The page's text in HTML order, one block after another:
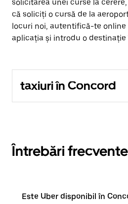
solicitarea unei curse la
că soliciți o cursă de la
locuri noi, autentifică-te online
aplicația și introdu o destinație
taxiuri în Concord
Întrebări frecvente
Este Uber disponibil în